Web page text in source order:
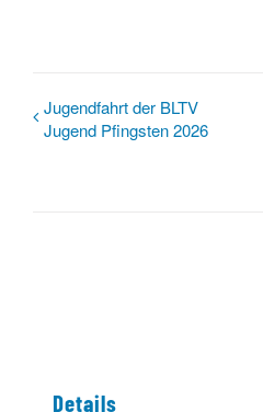
Jugendfahrt der BLTV
Jugend Pfingsten 2026
Details